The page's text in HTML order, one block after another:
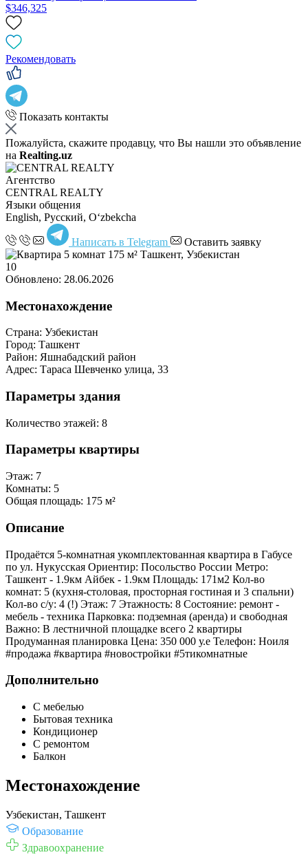
$346,325
Рекомендовать
Показать контакты
Пожалуйста, скажите продавцу, что Вы нашли это объявление
на Realting.uz
Агентство
CENTRAL REALTY
Языки общения
English, Русский, Oʻzbekcha
Написать в Telegram Оставить заявку
10
Обновлено: 28.06.2026
Местонахождение
Страна: Узбекистан
Город: Ташкент
Район: Яшнабадский район
Адрес: Тараса Шевченко улица, 33
Параметры здания
Количество этажей: 8
Параметры квартиры
Этаж: 7
Комнаты: 5
Общая площадь: 175 м²
Описание
Продаётся 5-комнатная укомплектованная квартира в Габусе
по ул. Нукусская Ориентир: Посольство России Метро:
Ташкент - 1.9км Айбек - 1.9км Площадь: 171м2 Кол-во
комнат: 5 (кухня-столовая, просторная гостиная и 3 спальни)
Кол-во с/у: 4 (!) Этаж: 7 Этажность: 8 Состояние: ремонт -
мебель - техника Парковка: подземная (аренда) и свободная
Важно: В лестничной площадке всего 2 квартиры
Продуманная планировка Цена: 350 000 у.е Телефон: Ноиля
#продажа #квартира #новостройки #5тикомнатные
Дополнительно
С мебелью
Бытовая техника
Кондиционер
С ремонтом
Балкон
Местонахождение
Узбекистан, Ташкент
Образование
Здравоохранение